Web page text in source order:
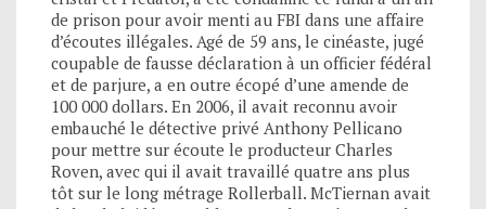
de prison pour avoir menti au FBI dans une affaire
d’écoutes illégales. Agé de 59 ans, le cinéaste, jugé
coupable de fausse déclaration à un officier fédéral
et de parjure, a en outre écopé d’une amende de
100 000 dollars. En 2006, il avait reconnu avoir
embauché le détective privé Anthony Pellicano
pour mettre sur écoute le producteur Charles
Roven, avec qui il avait travaillé quatre ans plus
tôt sur le long métrage Rollerball. McTiernan avait